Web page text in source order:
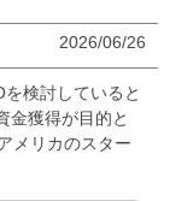
2026/06/26
検討していると
金獲得が目的と
メリカのスター